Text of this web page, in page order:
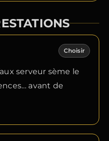
Choisir
serveur sème le
avant de